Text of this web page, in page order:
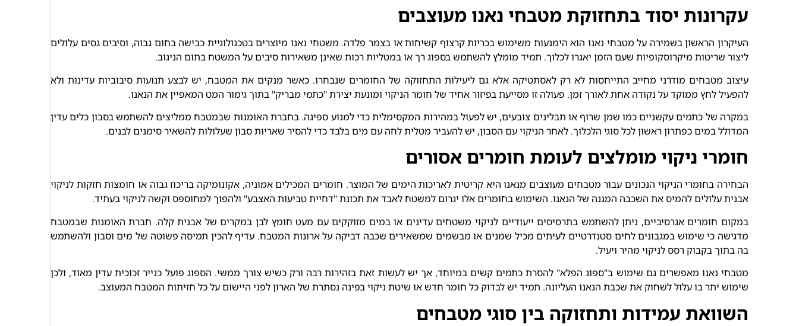
עקרונות יסוד בתחזוקת מטבחי נאנו מעוצבים
העיקרון הראשון בשמירה על מטבחי נאנו הוא הימנעות משימוש בכריות קרצוף קשיחות או בצמר פלדה. משטחי נאנו מיוצרים בטכנולוגיית כבישה בחום גבוה, וסיבים גסים עלולים
ליצור שריטות מיקרוסקופיות שעם הזמן יאגרו לכלוך. תמיד מומלץ להשתמש בספוג רך או במטליות רכות שאינן משאירות סיבים על המשטח בתום הניגוב.
עיצוב מטבחים מודרני מחייב התייחסות לא רק לאסתטיקה אלא גם ליעילות התחזוקה של החומרים שנבחרו. כאשר מנקים את המטבח, יש לבצע תנועות סיבוביות עדינות ולא
להפעיל לחץ ממוקד על נקודה אחת לאורך זמן. פעולה זו מסייעת בפיזור אחיד של חומר הניקוי ומונעת יצירת "כתמי מבריק" בתוך גימור המט המאפיין את הנאנו.
במקרה של כתמים עקשניים כמו שמן שרוף או תבלינים צובעים, יש לפעול במהירות המקסימלית כדי למנוע ספיגה. בחברת האומנות שבמטבח ממליצים להשתמש בסבון כלים עדין
המדולל במים כפתרון ראשון לכל סוגי הלכלוך. לאחר הניקוי עם הסבון, יש להעביר מטלית לחה עם מים בלבד כדי להסיר שאריות סבון שעלולות להשאיר סימנים לבנים.
חומרי ניקוי מומלצים לעומת חומרים אסורים
הבחירה בחומרי הניקוי הנכונים עבור מטבחים מעוצבים מנאנו היא קריטית לאריכות הימים של המוצר. חומרים המכילים אמוניה, אקונומיקה בריכוז גבוה או חומצות חזקות לניקוי
אבנית עלולים להמיס את השכבה המגנה של הנאנו. השימוש בחומרים אלו יגרום למשטח לאבד את תכונת "דחיית טביעות האצבע" ולהפוך למחוספס וקשה לניקוי בעתיד.
במקום חומרים אגרסיביים, ניתן להשתמש בתרסיסים ייעודיים לניקוי משטחים עדינים או במים מזוקקים עם מעט חומץ לבן במקרים של אבנית קלה. חברת האומנות שבמטבח
מדגישה כי שימוש במגבונים לחים סטנדרטיים לעיתים מכיל שמנים או מבשמים שמשאירים שכבה דביקה על ארונות המטבח. עדיף להכין תמיסה פשוטה של מים וסבון ולהשתמש
בה בתוך בקבוק רסס לניקוי מהיר ויעיל.
מטבחי נאנו מאפשרים גם שימוש ב"ספוג הפלא" להסרת כתמים קשים במיוחד, אך יש לעשות זאת בזהירות רבה ורק כשיש צורך ממשי. הספוג פועל כנייר זכוכית עדין מאוד, ולכן
שימוש יתר בו עלול לשחוק את שכבת הנאנו העליונה. תמיד יש לבדוק כל חומר חדש או שיטת ניקוי בפינה נסתרת של הארון לפני היישום על כל חזיתות המטבח המעוצב.
השוואת עמידות ותחזוקה בין סוגי מטבחים